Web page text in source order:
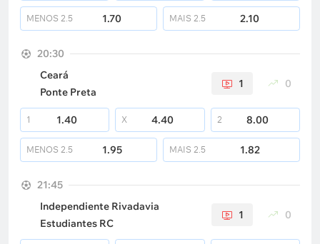
MENOS 2.5 1.70 MAIS 2.5 2.10
20:30
Ceará
Ponte Preta
1 0
1 1.40 X 4.40 2 8.00
MENOS 2.5 1.95 MAIS 2.5 1.82
21:45
Independiente Rivadavia
Estudiantes RC
1 0